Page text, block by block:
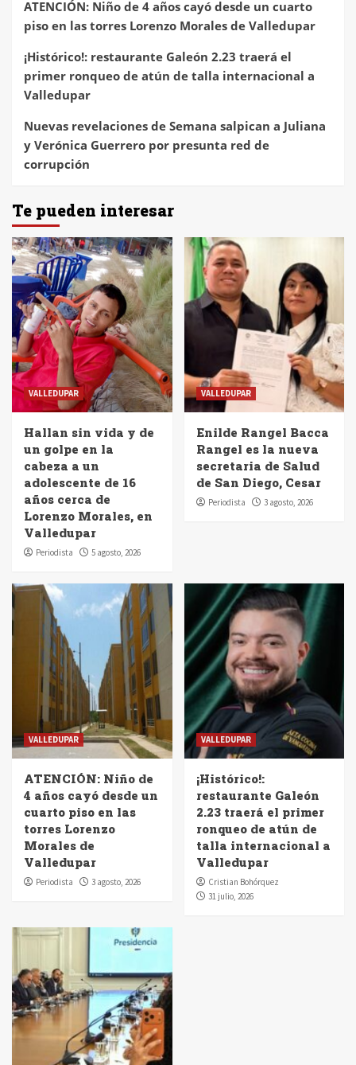
ATENCIÓN: Niño de 4 años cayó desde un cuarto
piso en las torres Lorenzo Morales de Valledupar
¡Histórico!: restaurante Galeón 2.23 traerá el
primer ronqueo de atún de talla internacional a
Valledupar
Nuevas revelaciones de Semana salpican a Juliana
y Verónica Guerrero por presunta red de
corrupción
Te pueden interesar
VALLEDUPAR
Hallan sin vida y de
un golpe en la
cabeza a un
adolescente de 16
años cerca de
Lorenzo Morales, en
Valledupar
Periodista 5 agosto, 2026
VALLEDUPAR
Enilde Rangel Bacca
Rangel es la nueva
secretaria de Salud
de San Diego, Cesar
Periodista 3 agosto, 2026
VALLEDUPAR
ATENCIÓN: Niño de
4 años cayó desde un
cuarto piso en las
torres Lorenzo
Morales de
Valledupar
Periodista 3 agosto, 2026
VALLEDUPAR
¡Histórico!:
restaurante Galeón
2.23 traerá el primer
ronqueo de atún de
talla internacional a
Valledupar
Cristian Bohórquez
31 julio, 2026